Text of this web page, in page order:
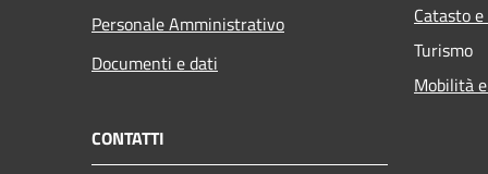
Personale Amministrativo
Documenti e dati
Catasto
Turismo
Mobilità
CONTATTI